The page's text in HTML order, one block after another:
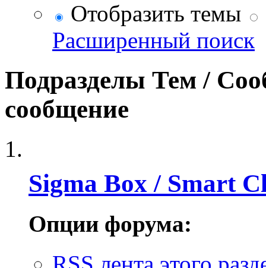
Отобразить темы
Расширенный поиск
Подразделы Тем /
сообщение
Sigma Box / Smart
Опции форума: